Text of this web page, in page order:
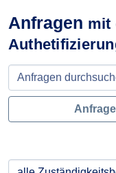
Anfragen mit